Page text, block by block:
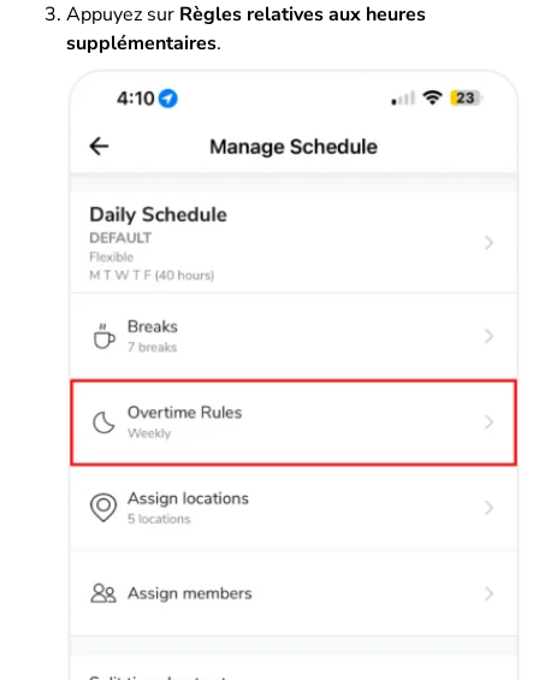
Appuyez sur Règles relatives aux heures
supplémentaires.